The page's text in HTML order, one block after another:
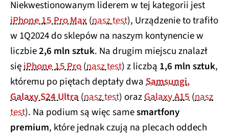
Niekwestionowanym liderem w tej kategorii jest
iPhone 15 Pro Max(nasz test), Urządzenie to trafiło
w 1Q2024 do sklepów na naszym kontynencie w
liczbie2,6 mln sztuk. Na drugim miejscu znalazł
sięiPhone 15 Pro(nasz test) z liczbą 1,6 mln sztuk,
któremu po piętach deptały dwaSamsungi,
Galaxy S24 Ultra(nasz test) orazGalaxy A15(nasz
test). Na podium są więc samesmartfony
premium, które jednak czują na plecach oddech